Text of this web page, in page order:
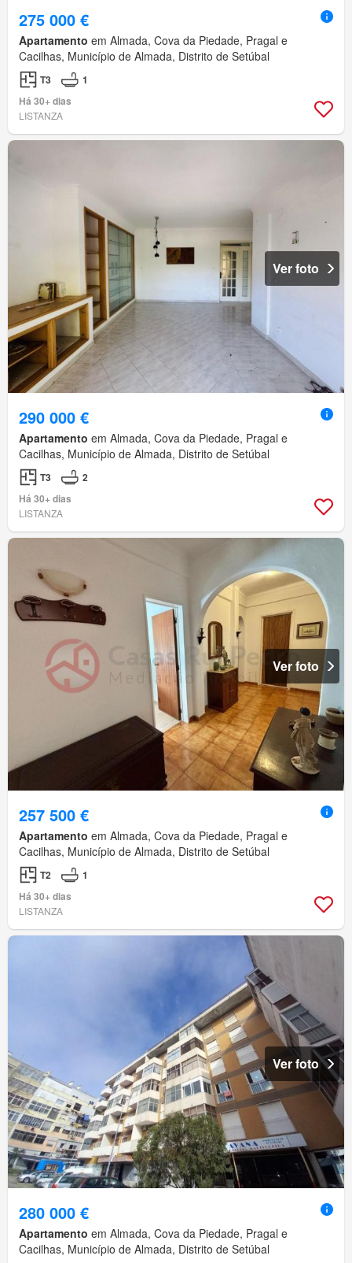
275 000 €
Apartamento em Almada, Cova da Piedade, Pragal e
Cacilhas, Município de Almada, Distrito de Setúbal
T3
1
Há 30+ dias
LISTANZA
Ver foto
290 000 €
Apartamento em Almada, Cova da Piedade, Pragal e
Cacilhas, Município de Almada, Distrito de Setúbal
T3
2
Há 30+ dias
LISTANZA
Ver foto
257 500 €
Apartamento em Almada, Cova da Piedade, Pragal e
Cacilhas, Município de Almada, Distrito de Setúbal
T2
1
Há 30+ dias
LISTANZA
Ver foto
280 000 €
Apartamento em Almada, Cova da Piedade, Pragal e
Cacilhas, Município de Almada, Distrito de Setúbal